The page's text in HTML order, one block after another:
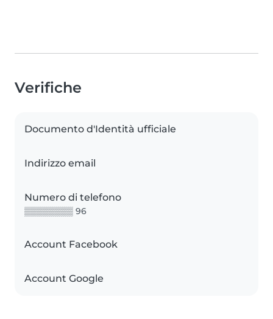
Verifiche
Documento d'Identità ufficiale
Indirizzo email
Numero di telefono
▒▒▒▒▒▒▒▒ 96
Account Facebook
Account Google